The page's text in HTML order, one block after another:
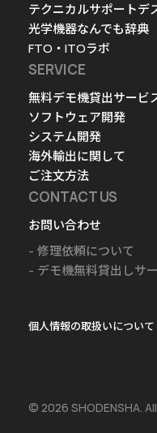
テクニカルサポートデ
光学機器なんでも辞典
FTO・ITOラボ
SERVICE
無料デモ機貸出サービ
ソフトウェア開発
システム開発
海外輸出に関して
ご注文方法
CONTACT US
お問い合わせ
修理依頼について
デモ機無料貸出しサ
個人情報の取扱いについて
© 2026 SHODENSHA.